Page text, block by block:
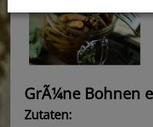
GrÃ¼ne Bohnen
Zutaten: